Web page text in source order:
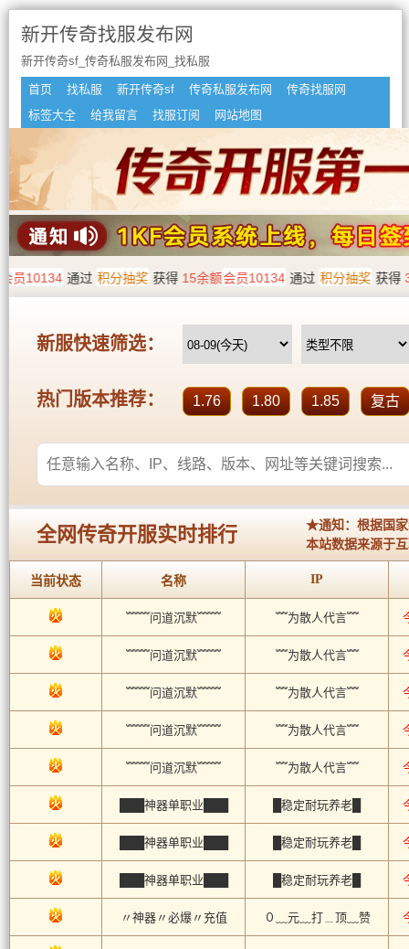
新开传奇找服发布网
新开传奇sf_传奇私服发布网_找私服
首页 找私服 新开传奇sf 传奇私服发布网
传奇找服网
标签大全
给我留言 找服订阅 网站地图